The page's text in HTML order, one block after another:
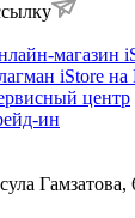
магазин
iStore на
центр
ин
Гамзатова,